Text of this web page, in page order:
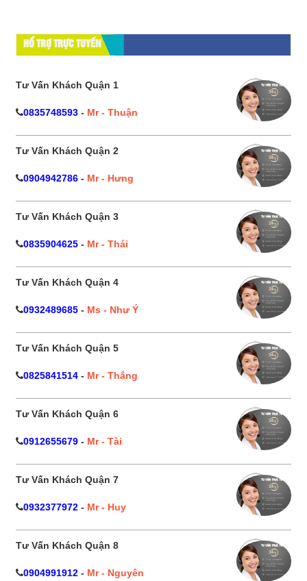
HỔ TRỢ TRỰC TUYẾN
Tư Vấn Khách Quận 1
0835748593 - Mr - Thuận
Tư Vấn Khách Quận 2
0904942786 - Mr - Hưng
Tư Vấn Khách Quận 3
0835904625 - Mr - Thái
Tư Vấn Khách Quận 4
0932489685 - Ms - Như Ý
Tư Vấn Khách Quận 5
0825841514 - Mr - Thắng
Tư Vấn Khách Quận 6
0912655679 - Mr - Tài
Tư Vấn Khách Quận 7
0932377972 - Mr - Huy
Tư Vấn Khách Quận 8
0904991912 - Mr - Nguyên